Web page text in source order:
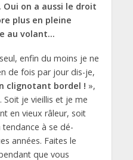
Oui on a aussi le droit
plus en pleine
au volant…
enfin du moins je ne
de fois par jour dis-je,
clignotant bordel ! »,
je vieillis et je me
en vieux râleur, soit
tendance à se dé-
années. Faites le
que vous